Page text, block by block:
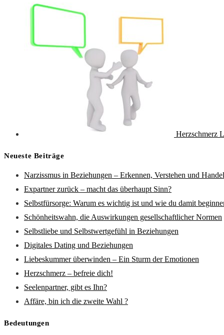
Herzschmerz
Neueste Beiträge
Narzissmus in Beziehungen – Erkennen, Verstehen und
Expartner zurück – macht das überhaupt Sinn?
Selbstfürsorge: Warum es wichtig ist und wie du damit
Schönheitswahn, die Auswirkungen gesellschaftlicher Normen
Selbstliebe und Selbstwertgefühl in Beziehungen
Digitales Dating und Beziehungen
Liebeskummer überwinden – Ein Sturm der Emotionen
Herzschmerz – befreie dich!
Seelenpartner, gibt es Ihn?
Affäre, bin ich die zweite Wahl ?
Bedeutungen